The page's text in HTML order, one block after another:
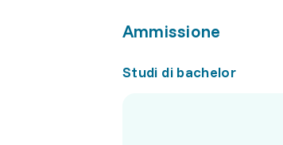
Ammissione
Studi di bachelor